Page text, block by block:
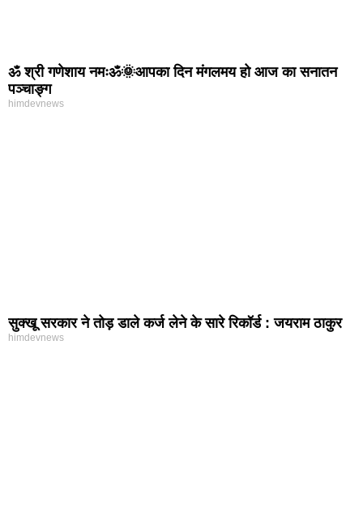
ॐ श्री गणेशाय नमःॐ🌞आपका दिन मंगलमय हो आज का सनातन
पञ्चाङ्ग
himdevnews
सुक्खू सरकार ने तोड़ डाले कर्ज लेने के सारे रिकॉर्ड : जयराम ठाकुर
himdevnews